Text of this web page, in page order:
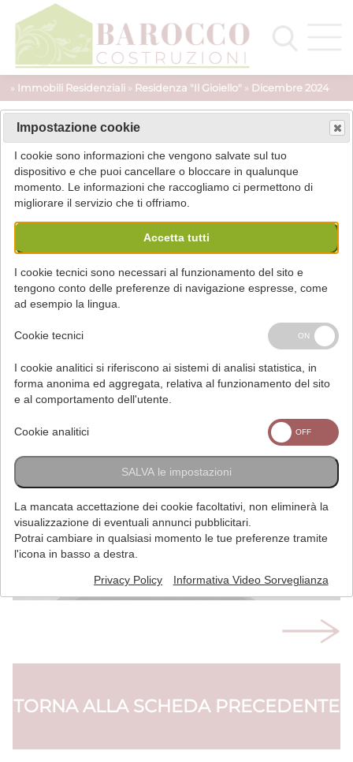
» Immobili Residenziali » Residenza "Il Gioiello" » Dicembre 2024
Montaggio persiane
TORNA ALLA SCHEDA PRECEDENTE
Impostazione cookie
I cookie sono informazioni che vengono salvate sul tuo
dispositivo e che puoi cancellare o bloccare in qualunque
momento. Le informazioni che raccogliamo ci permettono di
migliorare il servizio che ti offriamo.
Accetta tutti
I cookie tecnici sono necessari al funzionamento del sito e
tengono conto delle preferenze di navigazione espresse, come
ad esempio la lingua.
Cookie tecnici
I cookie analitici si riferiscono ai sistemi di analisi statistica, in
forma anonima ed aggregata, relativa al funzionamento del sito
e al comportamento dell'utente.
Cookie analitici
SALVA le impostazioni
La mancata accettazione dei cookie facoltativi, non eliminerà la
visualizzazione di eventuali annunci pubblicitari.
Potrai cambiare in qualsiasi momento le tue preferenze tramite
l'icona in basso a destra.
Informativa Video Sorveglianza
Privacy Policy